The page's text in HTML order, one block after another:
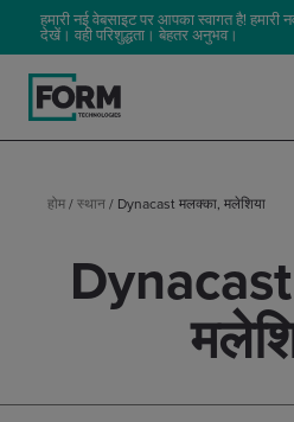
हमारी नई वेबसाइट पर आपका स्वागत है! हमारी
देखें। वही परिशुद्धता। बेहतर अनुभव।
होम/स्थान/ Dynacast मलक्का, मलेशिया